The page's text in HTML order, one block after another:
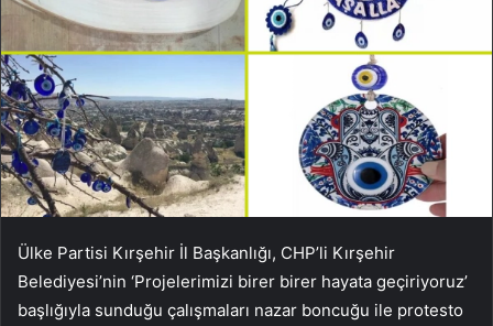
Ülke Partisi Kırşehir İl Başkanlığı, CHP’li Kırşehir
Belediyesi’nin ‘Projelerimizi birer birer hayata geçiriyoruz’
başlığıyla sunduğu çalışmaları nazar boncuğu ile protesto